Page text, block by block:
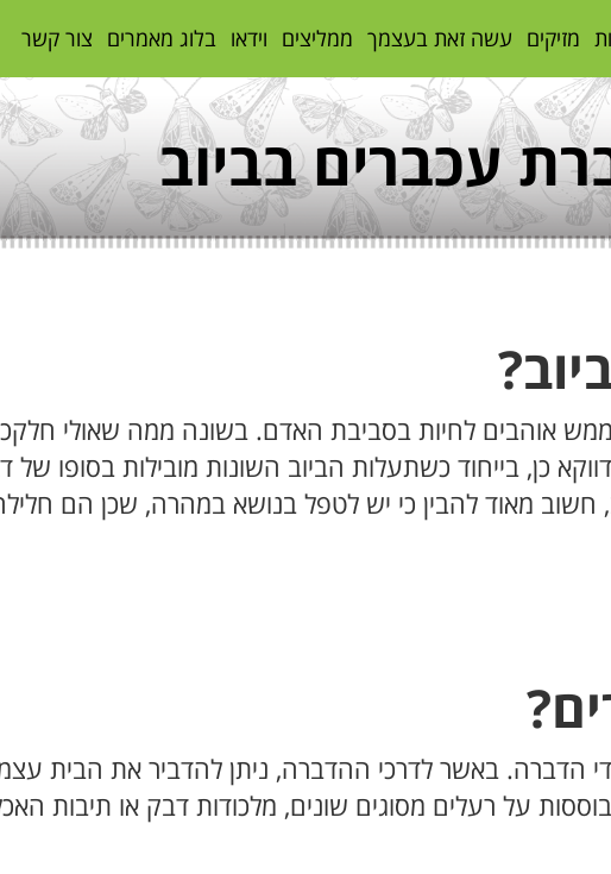
מזיקים עשה זאת בעצמך ממליצים וידאו בלוג מאמרים צור קשר
עכברים בביוב
אוהבים לחיות בסביבת האדם. בשונה ממה שאולי
כן, בייחוד כשתעלות הביוב השונות מובילות בסופו
חשוב מאוד להבין כי יש לטפל בנושא במהרה, שכן הם
הדברה. באשר לדרכי ההדברה, ניתן להדביר את הבית
על רעלים מסוגים שונים, מלכודות דבק או תיבות